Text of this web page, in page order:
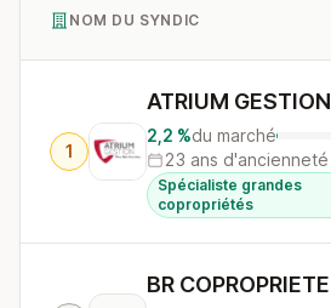
NOM DU SYNDIC
1
ATRIUM GESTION
2,2 %du marché
23 ans d'ancienneté
Spécialiste grandes
copropriétés
BR COPROPRIETE